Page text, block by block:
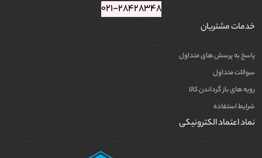
۰۲۱-۲۸۴۲۸۳۴۸
خدمات مشتریان
پاسخ به پرسش های متداول
سوالات متداول
رویه های باز گرداندن کالا
شرایط استفاده
نماد اعتماد الکترونیکی